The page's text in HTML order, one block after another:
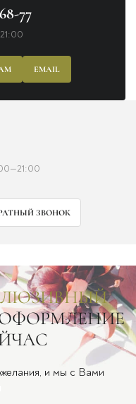
77
EMAIL
ЗВОНОК
и мы с Вами